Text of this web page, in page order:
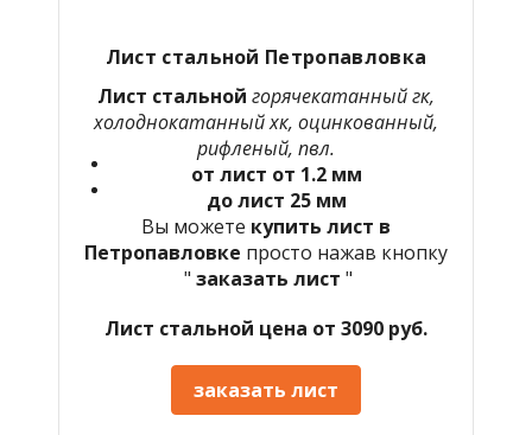
Лист стальной Петропавловка
Лист стальной горячекатанный гк,
холоднокатанный хк, оцинкованный,
рифленый, пвл.
от лист от 1.2 мм
до лист 25 мм
Вы можете купить лист в
Петропавловке просто нажав кнопку
" заказать лист "
Лист стальной цена от 3090 руб.
заказать лист